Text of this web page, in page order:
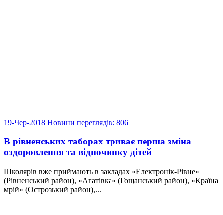
19-Чер-2018 Новини переглядів: 806
В рівненських таборах триває перша зміна
оздоровлення та відпочинку дітей
Школярів вже приймають в закладах «Електронік-Рівне»
(Рівненський район), «Агатівка» (Гощанський район), «Країна
мрій» (Острозький район),...